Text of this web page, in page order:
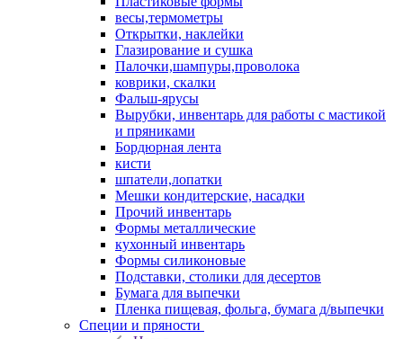
весы,термометры
Открытки, наклейки
Глазирование и сушка
Палочки,шампуры,проволока
коврики, скалки
Фальш-ярусы
Вырубки, инвентарь для работы с мастикой
и пряниками
Бордюрная лента
кисти
шпатели,лопатки
Мешки кондитерские, насадки
Прочий инвентарь
Формы металлические
кухонный инвентарь
Формы силиконовые
Подставки, столики для десертов
Бумага для выпечки
Пленка пищевая, фольга, бумага д/выпечки
Специи и пряности